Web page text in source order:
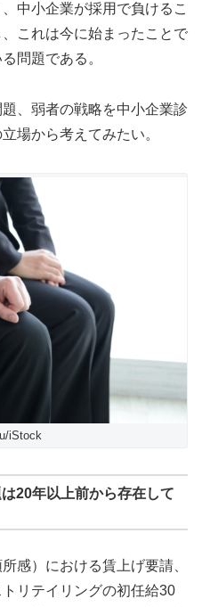
中小企業が採用で負けるこ
これは今に始まったことで
問題である。
、弱者の戦略を中小企業診
場から考えてみたい。
iStock
20年以上前から存在して
感）における賃上げ要請、
リテイリングの初任給30